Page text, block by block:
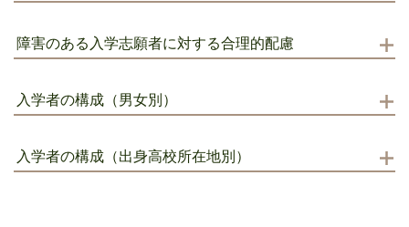
障害のある入学志願者に対する合理的配慮
入学者の構成（男女別）
入学者の構成（出身高校所在地別）